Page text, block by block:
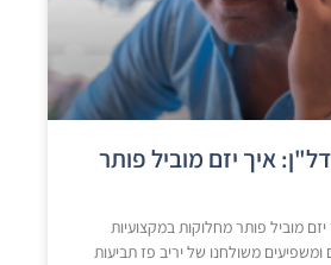
איך יזם מוביל פותר
מוביל פותר מחלוקות במקצועיות
ומשפיעים משולחנו של יריב פז תביעות